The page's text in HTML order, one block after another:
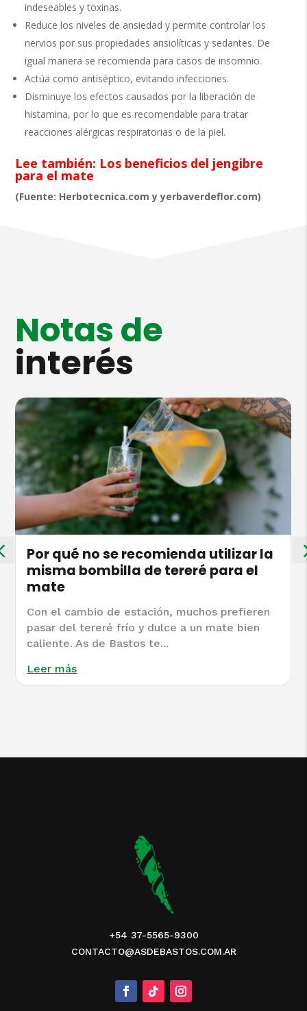
indeseables y toxinas.
Reduce los niveles de ansiedad y permite controlar los
nervios por sus propiedades ansiolíticas y sedantes. De
igual manera se recomienda para casos de insomnio.
Actúa como antiséptico, evitando infecciones.
Disminuye los efectos causados por la liberación de
histamina, por lo que es recomendable para tratar
reacciones alérgicas respiratorias o de la piel.
Lee también: Los beneficios del jengibre
para el mate
(Fuente: Herbotecnica.com y yerbaverdeflor.com)
Notas de
interés
Por qué no se recomienda utilizar la
misma bombilla de tereré para el
mate
Con el cambio de estación, muchos prefieren
pasar del tereré frío y dulce a un mate bien
caliente. As de Bastos te...
Leer más
+54 37-5565-9300
CONTACTO@ASDEBASTOS.COM.AR